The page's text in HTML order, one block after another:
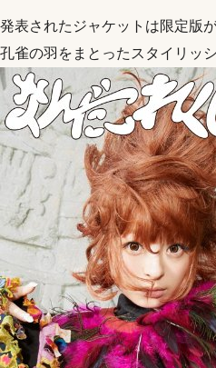
発表されたジャケットは限定版が
孔雀の羽をまとったスタイリッ